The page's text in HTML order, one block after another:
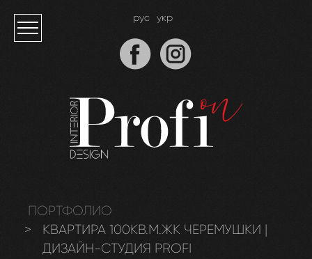
рус укр
ПОРТФОЛИО
КВАРТИРА 100КВ.М.ЖК ЧЕРЕМУШКИ |
ДИЗАЙН-СТУДИЯ PROFI